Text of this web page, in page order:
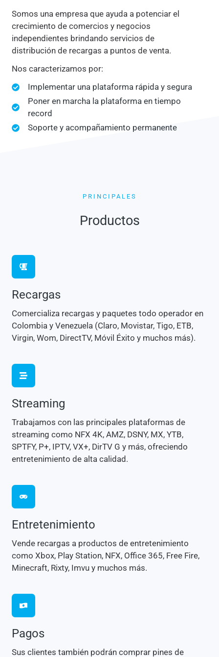
Somos una empresa que ayuda a potenciar el
crecimiento de comercios y negocios
independientes brindando servicios de
distribución de recargas a puntos de venta.
Nos caracterizamos por:
Implementar una plataforma rápida y segura
Poner en marcha la plataforma en tiempo
record
Soporte y acompañamiento permanente
PRINCIPALES
Productos
Recargas
Comercializa recargas y paquetes todo operador en
Colombia y Venezuela (Claro, Movistar, Tigo, ETB,
Virgin, Wom, DirectTV, Móvil Éxito y muchos más).
Streaming
Trabajamos con las principales plataformas de
streaming como NFX 4K, AMZ, DSNY, MX, YTB,
SPTFY, P+, IPTV, VX+, DirTV G y más, ofreciendo
entretenimiento de alta calidad.
Entretenimiento
Vende recargas a productos de entretenimiento
como Xbox, Play Station, NFX, Office 365, Free Fire,
Minecraft, Rixty, Imvu y muchos más.
Pagos
Sus clientes también podrán comprar pines de